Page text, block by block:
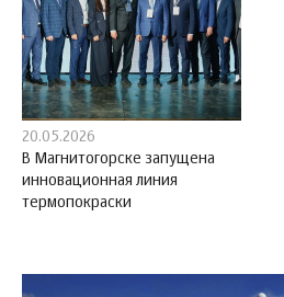
20.05.2026
В Магнитогорске запущена
инновационная линия
термопокраски